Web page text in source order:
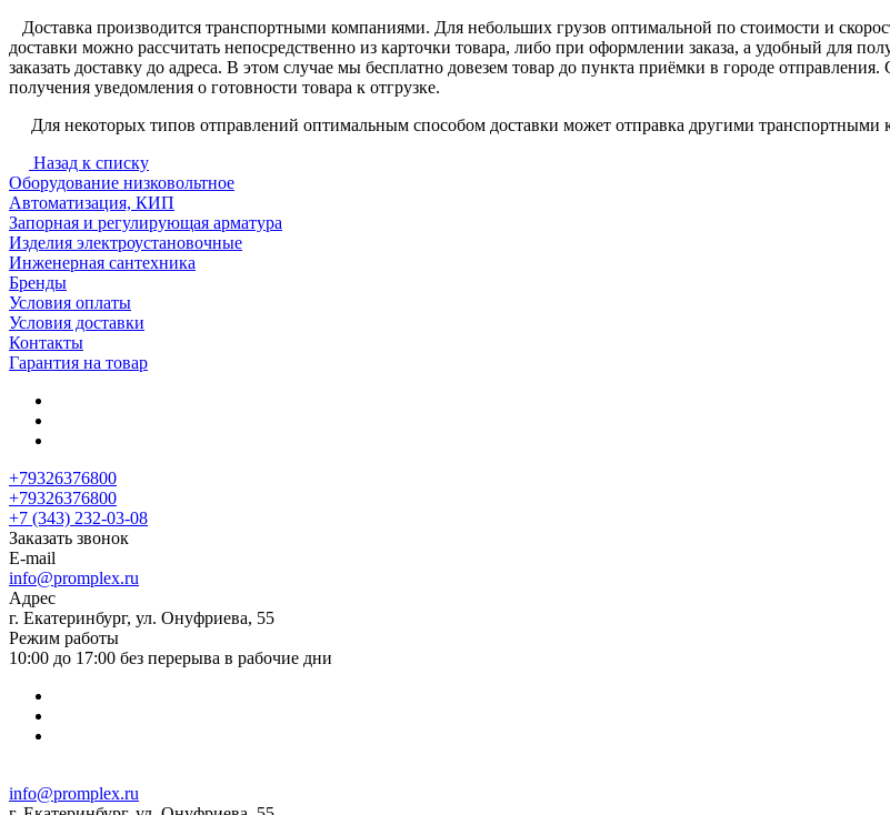
Доставка производится транспортными компаниями. Для небольших грузов оптимальной по стоимости и
доставки можно рассчитать непосредственно из карточки товара, либо при оформлении заказа, а удобный для
заказать доставку до адреса. В этом случае мы бесплатно довезем товар до пункта приёмки в городе
получения уведомления о готовности товара к отгрузке.
Для некоторых типов отправлений оптимальным способом доставки может отправка другими
Назад к списку
Оборудование низковольтное
Автоматизация, КИП
Запорная и регулирующая арматура
Изделия электроустановочные
Инженерная сантехника
Бренды
Условия оплаты
Условия доставки
Контакты
Гарантия на товар
+79326376800
+79326376800
+7 (343) 232-03-08
Заказать звонок
E-mail
info@promplex.ru
Адрес
г. Екатеринбург, ул. Онуфриева, 55
Режим работы
10:00 до 17:00 без перерыва в рабочие дни
info@promplex.ru